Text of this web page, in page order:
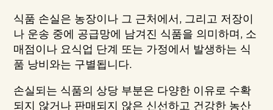
식품 손실은 농장이나 그 근처에서, 그리고 저장이
나 운송 중에 공급망에 남겨진 식품을 의미하며, 소
매점이나 요식업 단계 또는 가정에서 발생하는 식
품 낭비와는 구별됩니다.
손실되는 식품의 상당 부분은 다양한 이유로 수확
되지 않거나 판매되지 않은 신선하고 건강한 농산